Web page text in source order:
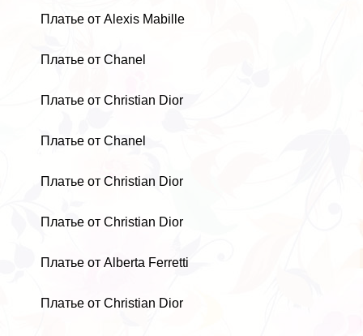
Платье от Alexis Mabille
Платье от Chanel
Платье от Christian Dior
Платье от Chanel
Платье от Christian Dior
Платье от Christian Dior
Платье от Alberta Ferretti
Платье от Christian Dior